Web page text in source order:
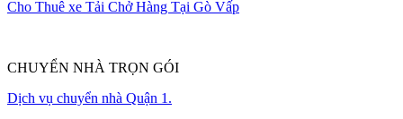
Cho Thuê xe Tải Chở Hàng Tại Gò Vấp
CHUYỂN NHÀ TRỌN GÓI
Dịch vụ chuyển nhà Quận 1.